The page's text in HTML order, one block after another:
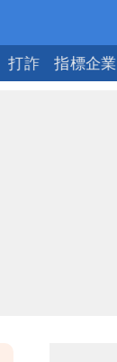
打詐 指標企業